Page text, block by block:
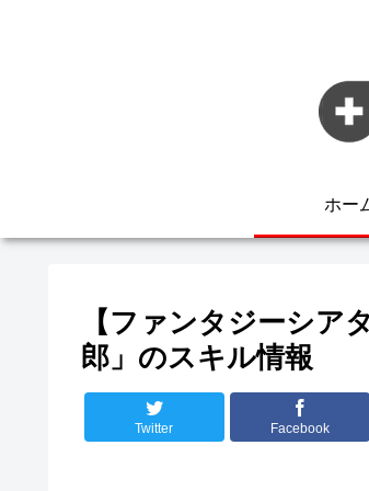
ホー
【ファンタジーシア
郎」のスキル情報
Twitter Facebook